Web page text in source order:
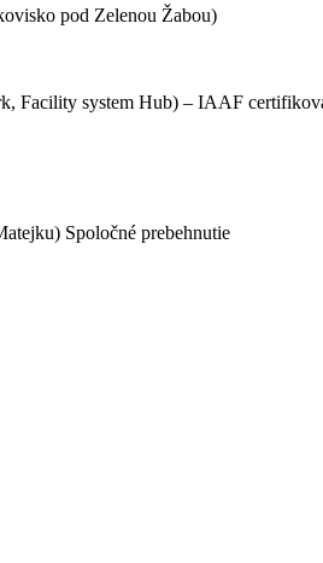
pod Zelenou Žabou)
Facility system Hub) – IAAF
Spoločné prebehnutie